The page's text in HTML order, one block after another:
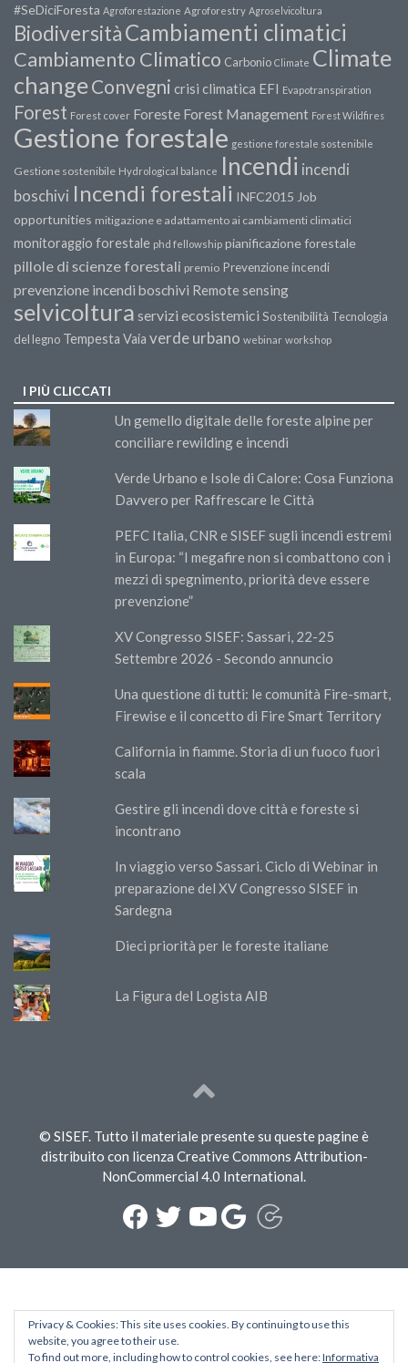
#SeDiciForesta Agroforestazione Agroforestry Agroselvicoltura
BiodiversitàCambiamenti climatici
Cambiamento Climatico Carbonio Climate Climate
changeConvegni crisi climatica EFI Evapotranspiration
Forest Forest cover Foreste Forest Management Forest Wildfires
Gestione forestale gestione forestale sostenibile
Gestione sostenibile Hydrological balance Incendi incendi
boschivi Incendi forestali INFC2015 Job
opportunities mitigazione e adattamento ai cambiamenti climatici
monitoraggio forestale phd fellowship pianificazione forestale
pillole di scienze forestali premio Prevenzione incendi
prevenzione incendi boschivi Remote sensing
selvicoltura servizi ecosistemici Sostenibilità Tecnologia
del legno Tempesta Vaia verde urbano webinar workshop
I PIÙ CLICCATI
Un gemello digitale delle foreste alpine per
conciliare rewilding e incendi
Verde Urbano e Isole di Calore: Cosa Funziona
Davvero per Raffrescare le Città
PEFC Italia, CNR e SISEF sugli incendi estremi
in Europa: “I megafire non si combattono con i
mezzi di spegnimento, priorità deve essere
prevenzione”
XV Congresso SISEF: Sassari, 22-25
Settembre 2026 - Secondo annuncio
Una questione di tutti: le comunità Fire-smart,
Firewise e il concetto di Fire Smart Territory
California in fiamme. Storia di un fuoco fuori
scala
Gestire gli incendi dove città e foreste si
incontrano
In viaggio verso Sassari. Ciclo di Webinar in
preparazione del XV Congresso SISEF in
Sardegna
Dieci priorità per le foreste italiane
La Figura del Logista AIB
© SISEF. Tutto il materiale presente su queste pagine è
distribuito con licenza Creative Commons Attribution-
NonCommercial 4.0 International.
Privacy & Cookies: This site uses cookies. By continuing to use this
website, you agree to their use.
To find out more, including how to control cookies, see here:Informativa